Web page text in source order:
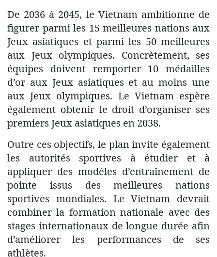
De 2036 à 2045, le Vietnam ambitionne de
figurer parmi les 15 meilleures nations aux
Jeux asiatiques et parmi les 50 meilleures
aux Jeux olympiques. Concrètement, ses
équipes doivent remporter 10 médailles
d’or aux Jeux asiatiques et au moins une
aux Jeux olympiques. Le Vietnam espère
également obtenir le droit d’organiser ses
premiers Jeux asiatiques en 2038.
Outre ces objectifs, le plan invite également
les autorités sportives à étudier et à
appliquer des modèles d’entraînement de
pointe issus des meilleures nations
sportives mondiales. Le Vietnam devrait
combiner la formation nationale avec des
stages internationaux de longue durée afin
d’améliorer les performances de ses
athlètes.